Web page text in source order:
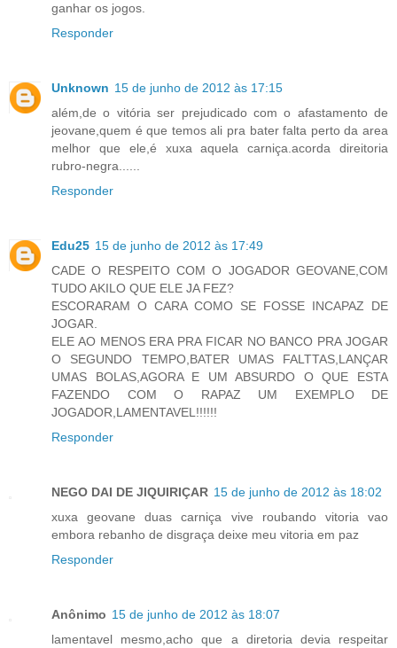
ganhar os jogos.
Responder
Unknown 15 de junho de 2012 às 17:15
além,de o vitória ser prejudicado com o afastamento de
jeovane,quem é que temos ali pra bater falta perto da area
melhor que ele,é xuxa aquela carniça.acorda direitoria
rubro-negra......
Responder
Edu25 15 de junho de 2012 às 17:49
CADE O RESPEITO COM O JOGADOR GEOVANE,COM
TUDO AKILO QUE ELE JA FEZ?
ESCORARAM O CARA COMO SE FOSSE INCAPAZ DE
JOGAR.
ELE AO MENOS ERA PRA FICAR NO BANCO PRA JOGAR
O SEGUNDO TEMPO,BATER UMAS FALTTAS,LANÇAR
UMAS BOLAS,AGORA E UM ABSURDO O QUE ESTA
FAZENDO COM O RAPAZ UM EXEMPLO DE
JOGADOR,LAMENTAVEL!!!!!!
Responder
NEGO DAI DE JIQUIRIÇAR 15 de junho de 2012 às 18:02
xuxa geovane duas carniça vive roubando vitoria vao
embora rebanho de disgraça deixe meu vitoria em paz
Responder
Anônimo 15 de junho de 2012 às 18:07
lamentavel mesmo,acho que a diretoria devia respeitar